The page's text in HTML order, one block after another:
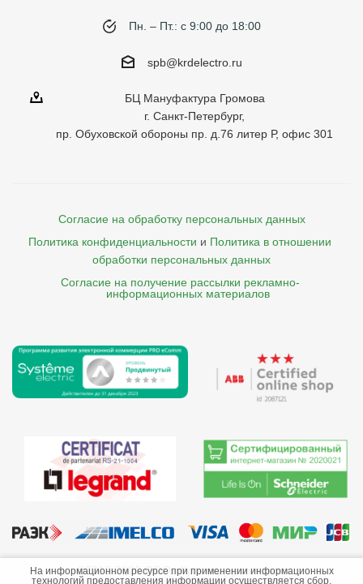
Пн. – Пт.: с 9:00 до 18:00
spb@krdelectro.ru
БЦ Мануфактура Громова
г. Санкт-Петербург,
пр. Обуховской обороны пр. д.76 литер Р, офис 301
Согласие на обработку персональных данных
Политика конфиденциальности и Политика в отношении
обработки персональных данных
Согласие на получение рассылки рекламно-
    информационных материалов
©2013-2026 ООО «Краснодарэлектро»
На информационном ресурсе при применении информационных
технологий предоставления информации осуществляется сбор,